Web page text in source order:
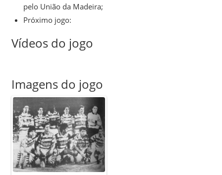
pelo União da Madeira;
Próximo jogo:
Vídeos do jogo
Imagens do jogo